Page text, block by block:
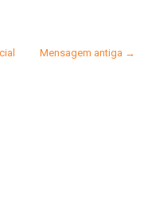
Mensagem antiga →